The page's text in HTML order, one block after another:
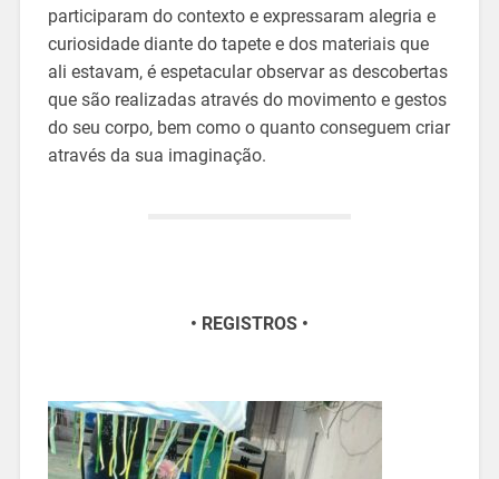
participaram do contexto e expressaram alegria e
curiosidade diante do tapete e dos materiais que
ali estavam, é espetacular observar as descobertas
que são realizadas através do movimento e gestos
do seu corpo, bem como o quanto conseguem criar
através da sua imaginação.
• REGISTROS •